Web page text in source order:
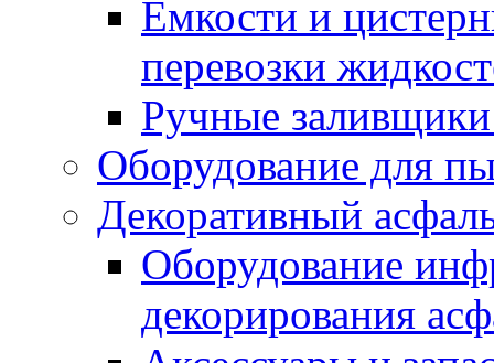
Емкости и
перевозки
Ручные
Оборудование для
Декоративный
Оборудование
декорирования